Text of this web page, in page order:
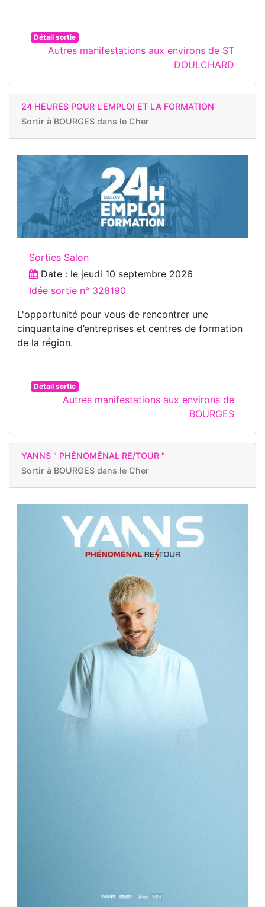
Détail sortie
Autres manifestations aux environs de ST
DOULCHARD
24 HEURES POUR L'EMPLOI ET LA FORMATION
Sortir à BOURGES dans le Cher
Sorties Salon
Date : le jeudi 10 septembre 2026
Idée sortie n° 328190
L'opportunité pour vous de rencontrer une
cinquantaine d’entreprises et centres de formation
de la région.
Détail sortie
Autres manifestations aux environs de
BOURGES
YANNS " PHÉNOMÉNAL RE/TOUR "
Sortir à BOURGES dans le Cher